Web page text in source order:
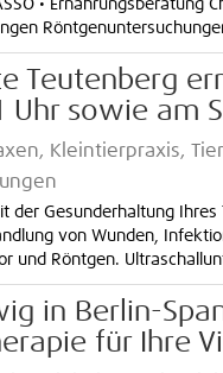
• Ernährungsberatung
Teutenberg
sowie am
Kleintierpraxis,
der Gesunderhaltung
von Wunden,
und Röntgen.
in Berlin-
für Ihre